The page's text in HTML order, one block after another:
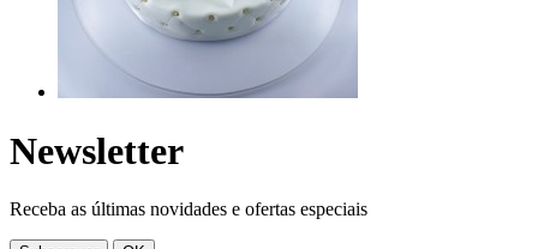
Newsletter
Receba as últimas novidades e ofertas especiais